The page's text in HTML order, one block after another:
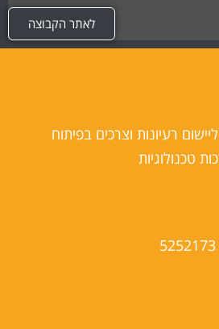
לאתר הקבוצה
רעיונות וצרכים בפיתוח
טכנולוגיות